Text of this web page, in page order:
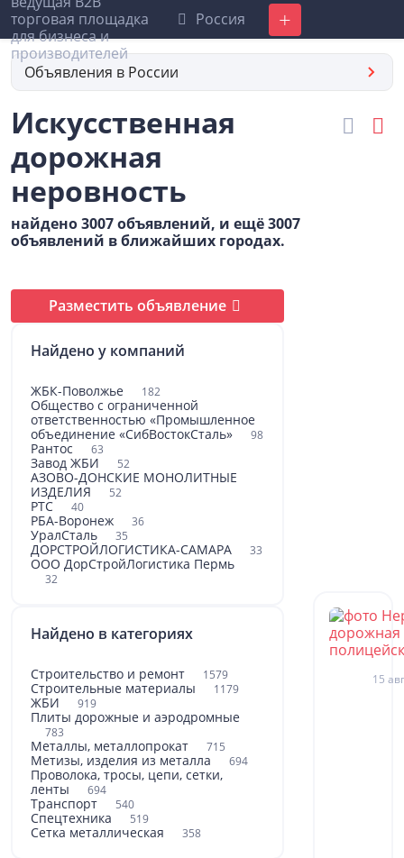
Россия Добавить
Объявления в России
Искусственная
дорожная
неровность
найдено 3007 объявлений, и ещё 3007
объявлений в ближайших городах.
Разместить объявление
Найдено у компаний
ЖБК-Поволжье 182
Общество с ограниченной
ответственностью «Промышленное
объединение «СибВостокСталь»
98
Рантос 63
Завод ЖБИ 52
АЗОВО-ДОНСКИЕ МОНОЛИТНЫЕ
ИЗДЕЛИЯ
52
РТС 40
РБА-Воронеж 36
УралСталь 35
ДОРСТРОЙЛОГИСТИКА-САМАРА 33
ООО ДорСтройЛогистика Пермь
32
Найдено в категориях
Строительство и ремонт 1579
Строительные материалы 1179
ЖБИ 919
Плиты дорожные и аэродромные
783
Металлы, металлопрокат 715
Метизы, изделия из металла 694
Проволока, тросы, цепи, сетки,
ленты
694
Транспорт 540
Спецтехника 519
Сетка металлическая 358
15